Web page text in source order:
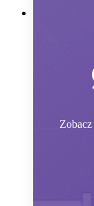
Zobacz